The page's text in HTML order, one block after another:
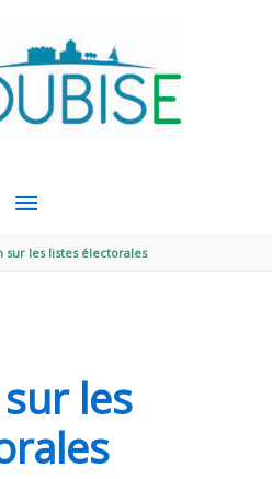
MENU
PRINCIPAL
sur les listes électorales
les